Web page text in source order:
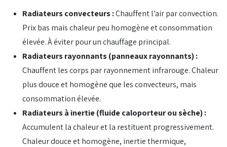
Radiateurs convecteurs :Chauffent l’air par convection.
Prix bas mais chaleur peu homogène et consommation
élevée. À éviter pour un chauffage principal.
Radiateurs rayonnants (panneaux rayonnants) :
Chauffent les corps par rayonnement infrarouge. Chaleur
plus douce et homogène que les convecteurs, mais
consommation élevée.
Radiateurs à inertie (fluide caloporteur ou sèche) :
Accumulent la chaleur et la restituent progressivement.
Chaleur douce et homogène, inertie thermique,